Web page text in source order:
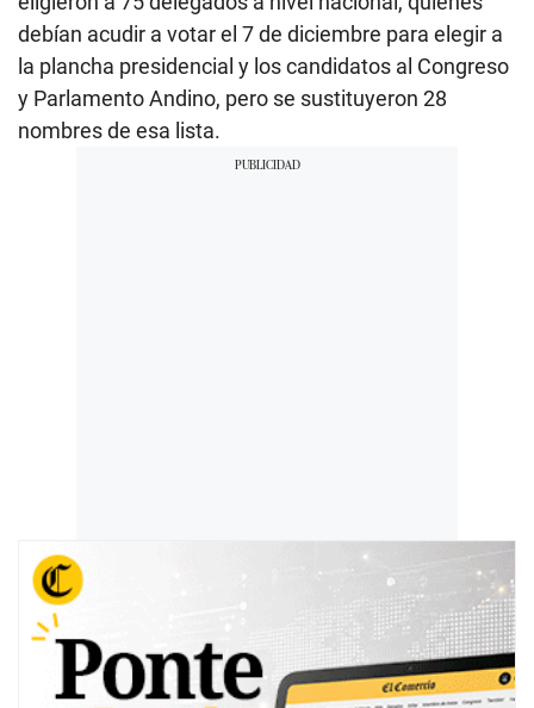
debían acudir a votar el 7 de diciembre para elegir a
la plancha presidencial y los candidatos al Congreso
y Parlamento Andino, pero se sustituyeron 28
nombres de esa lista.